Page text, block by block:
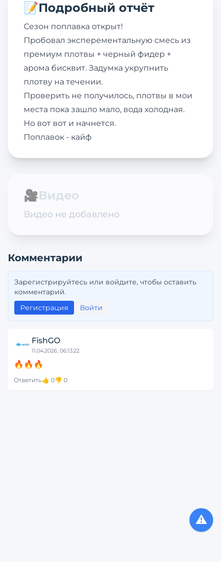
📝Подробный отчёт
Сезон поплавка открыт!
Пробовал эксперементальную смесь из
премиум плотвы + черный фидер +
арома бисквит. Задумка укрупнить
плотву на течении.
Проверить не получилось, плотвы в мои
места пока зашло мало, вода холодная.
Но вот вот и начнется.
Поплавок - кайф
🎥Видео
Видео не добавлено
Комментарии
Зарегистрируйтесь или войдите, чтобы оставить
комментарий.
Регистрация
Войти
FishGO
11.04.2026, 06:13:22
🔥🔥🔥
Ответить👍 0👎 0
⚠️